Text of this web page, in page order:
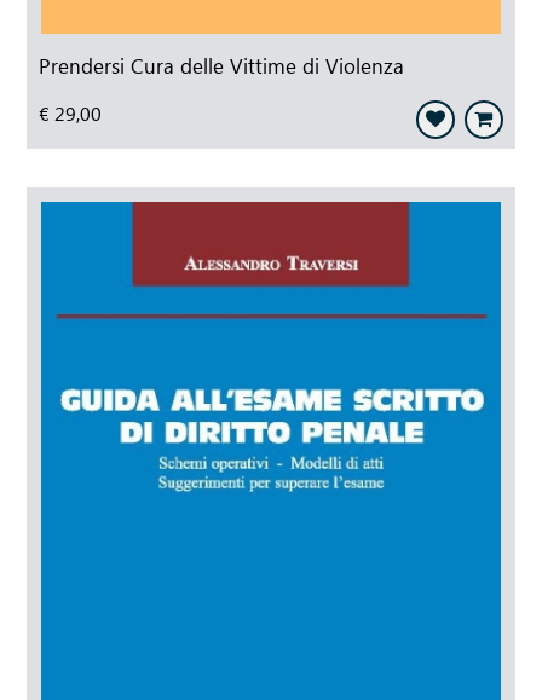
Prendersi Cura delle Vittime di Violenza
€ 29,00